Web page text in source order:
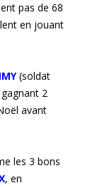
pas de 68
en jouant
(soldat
2
avant
les 3 bons
, en